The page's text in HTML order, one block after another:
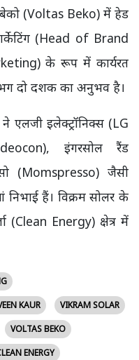
बेको (Voltas Beko) में हेड
(Head of Brand
के रूप में कार्यरत
दो दशक का अनुभव है।
एलजी इलेक्ट्रॉनिक्स (LG
इंगरसोल रैंड
(Momspresso) जैसी
निभाई हैं। विक्रम सोलर के
(Clean Energy) क्षेत्र में
KAUR
VIKRAM SOLAR
VOLTAS BEKO
ENERGY